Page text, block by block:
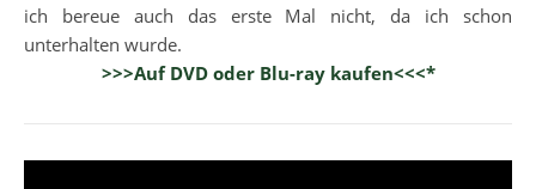
ich bereue auch das erste Mal nicht, da ich schon
unterhalten wurde.
>>>Auf DVD oder Blu-ray kaufen<<<*